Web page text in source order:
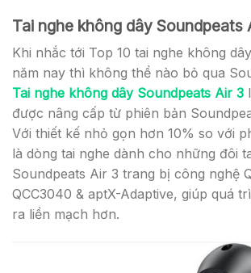
Tai nghe không dây Soundpeats
Khi nhắc tới Top 10 tai nghe không
năm nay thì không thể nào bỏ qua
Tai nghe không dây Soundpeats Air 3
được nâng cấp từ phiên bản
Với thiết kế nhỏ gọn hơn 10% so với
là dòng tai nghe dành cho những đôi
Soundpeats Air 3 trang bị công nghệ
QCC3040 & aptX-Adaptive, giúp quá
ra liền mạch hơn.